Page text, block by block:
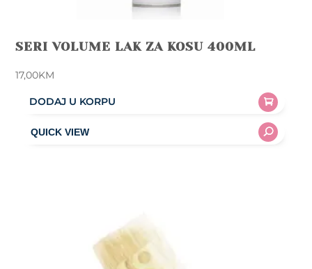
SERI VOLUME LAK ZA KOSU 400ML
17,00KM
DODAJ U KORPU